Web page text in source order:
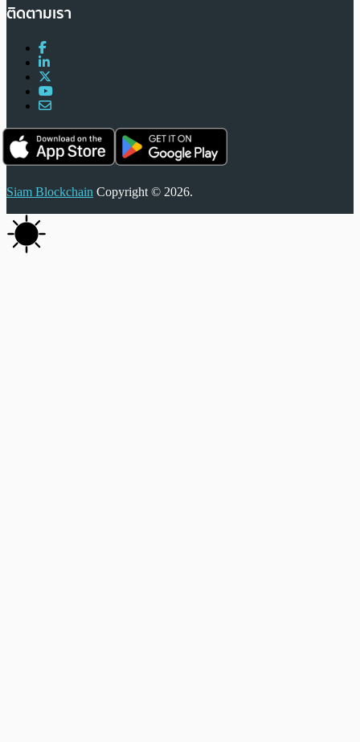
ติดตามเรา
Siam Blockchain Copyright © 2026.